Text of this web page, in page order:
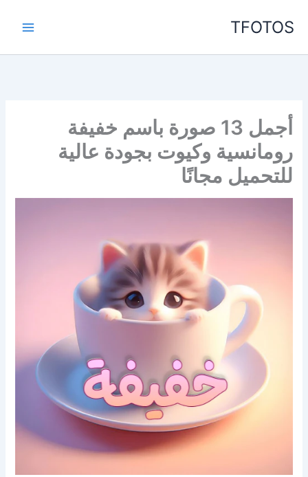
TFOTOS
أجمل 13 صورة باسم خفيفة
رومانسية وكيوت بجودة عالية
للتحميل مجانًا